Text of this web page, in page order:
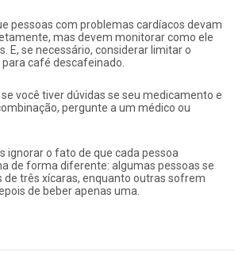
pessoas com problemas cardíacos devam
mas devem monitorar como ele
E, se necessário, considerar limitar o
café descafeinado.
você tiver dúvidas se seu medicamento e
pergunte a um médico ou
ignorar o fato de que cada pessoa
de forma diferente: algumas pessoas se
de três xícaras, enquanto outras sofrem
de beber apenas uma.